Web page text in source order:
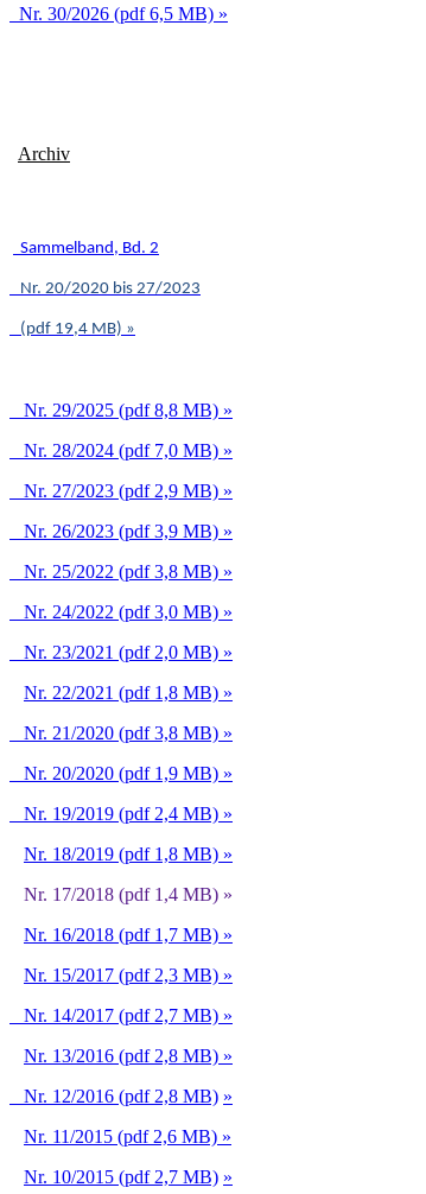
Nr. 30/2026 (pdf 6,5 MB) »
Archiv
Sammelband, Bd. 2
Nr. 20/2020 bis 27/2023
(pdf 19,4 MB) »
Nr. 29/2025 (pdf 8,8 MB) »
Nr. 28/2024 (pdf 7,0 MB) »
Nr. 27/2023 (pdf 2,9 MB) »
Nr. 26/2023 (pdf 3,9 MB) »
Nr. 25/2022 (pdf 3,8 MB) »
Nr. 24/2022 (pdf 3,0 MB) »
Nr. 23/2021 (pdf 2,0 MB) »
Nr. 22/2021 (pdf 1,8 MB) »
Nr. 21/2020 (pdf 3,8 MB) »
Nr. 20/2020 (pdf 1,9 MB) »
Nr. 19/2019 (pdf 2,4 MB) »
Nr. 18/2019 (pdf 1,8 MB) »
Nr. 17/2018 (pdf 1,4 MB) »
Nr. 16/2018 (pdf 1,7 MB) »
Nr. 15/2017 (pdf 2,3 MB) »
Nr. 14/2017 (pdf 2,7 MB) »
Nr. 13/2016 (pdf 2,8 MB) »
Nr. 12/2016 (pdf 2,8 MB) »
Nr. 11/2015 (pdf 2,6 MB) »
Nr. 10/2015 (pdf 2,7 MB) »